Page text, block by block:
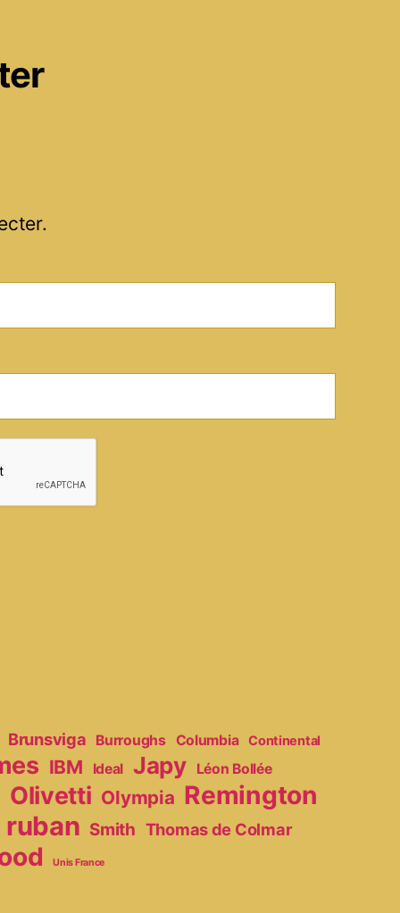
Brunsviga Burroughs Columbia Continental
IBM Ideal Japy Léon Bollée
Olivetti Olympia Remington
ruban Smith Thomas de Colmar
Unis France